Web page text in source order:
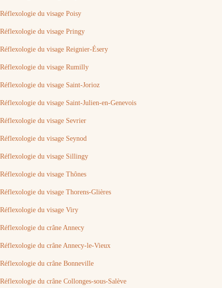
Réflexologie du visage Poisy
Réflexologie du visage Pringy
Réflexologie du visage Reignier-Ésery
Réflexologie du visage Rumilly
Réflexologie du visage Saint-Jorioz
Réflexologie du visage Saint-Julien-en-Genevois
Réflexologie du visage Sevrier
Réflexologie du visage Seynod
Réflexologie du visage Sillingy
Réflexologie du visage Thônes
Réflexologie du visage Thorens-Glières
Réflexologie du visage Viry
Réflexologie du crâne Annecy
Réflexologie du crâne Annecy-le-Vieux
Réflexologie du crâne Bonneville
Réflexologie du crâne Collonges-sous-Salève